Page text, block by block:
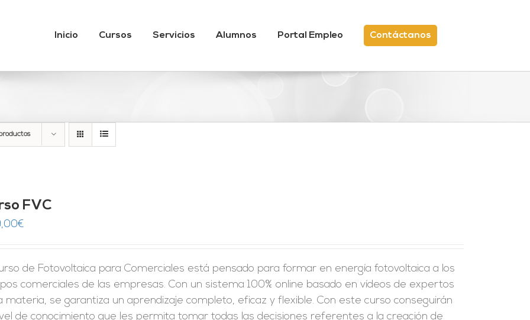
Inicio Cursos Servicios Alumnos Portal Empleo Contáctanos
FVC
€
de Fotovoltaica para Comerciales está pensado para formar en energía fotovoltaica a los
comerciales de las empresas. Con un sistema 100% online basado en vídeos de expertos
materia, se garantiza un aprendizaje completo, eficaz y flexible. Con este curso conseguirán
de conocimiento que les permita tomar todas las decisiones referentes a la creación de